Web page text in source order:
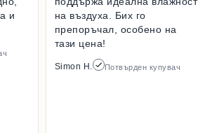
и
на въздуха. Бих го
препоръчал, особено на
тази цена!
Simon H. Потвърден купувач